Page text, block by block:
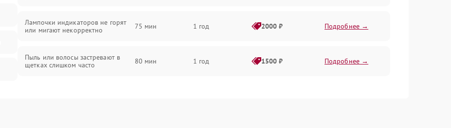
Лампочки индикаторов не горят
или мигают некорректно
75 мин 1 год 2000 ₽ Подробнее →
Пыль или волосы застревают в
щетках слишком часто
80 мин 1 год 1500 ₽ Подробнее →